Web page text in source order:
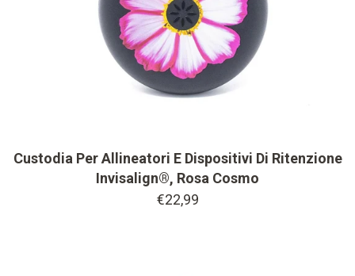
Custodia Per Allineatori E Dispositivi Di Ritenzione
Invisalign®, Rosa Cosmo
€22,99